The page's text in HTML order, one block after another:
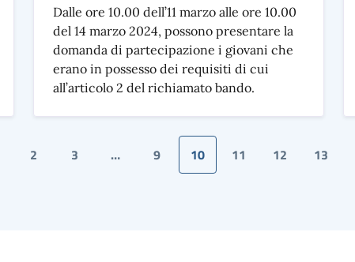
Dalle ore 10.00 dell’11 marzo alle ore 10.00
del 14 marzo 2024, possono presentare la
domanda di partecipazione i giovani che
erano in possesso dei requisiti di cui
all’articolo 2 del richiamato bando.
2 3 … 9 10 11 12 13